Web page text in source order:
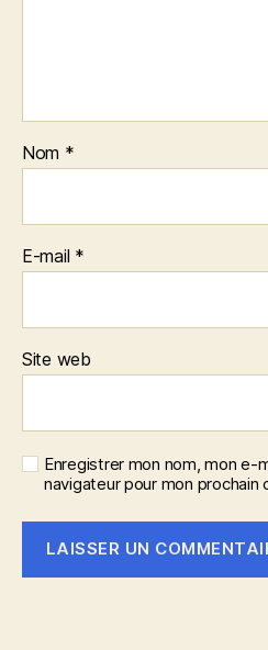
Nom *
E-mail *
Site web
Enregistrer mon nom, mon e-
navigateur pour mon prochain